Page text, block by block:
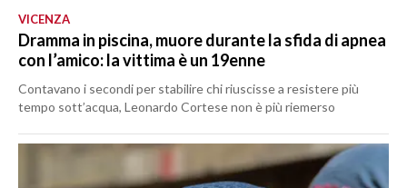
VICENZA
Dramma in piscina, muore durante la sfida di apnea
con l’amico: la vittima è un 19enne
Contavano i secondi per stabilire chi riuscisse a resistere più
tempo sott’acqua, Leonardo Cortese non è più riemerso